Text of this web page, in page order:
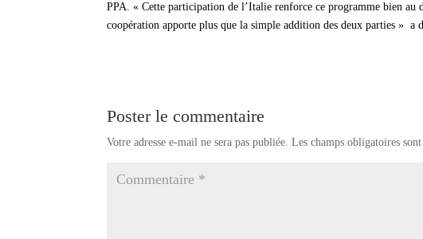
PPA. « Cette participation de l’Italie renforce ce programme bien au
coopération apporte plus que la simple addition des deux parties »
Poster le commentaire
Votre adresse e-mail ne sera pas publiée. Les champs obligatoires